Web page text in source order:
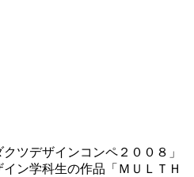
クツデザインコンペ２００８」
ン学科生の作品「ＭＵＬＴＨ